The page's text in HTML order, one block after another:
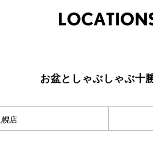
お盆としゃぶしゃぶ十
幌店